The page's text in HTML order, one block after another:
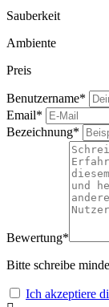
Sauberkeit
Ambiente
Preis
Benutzername*
Email*
Bezeichnung*
Bewertung*
Bitte schreibe
Ich akzeptiere